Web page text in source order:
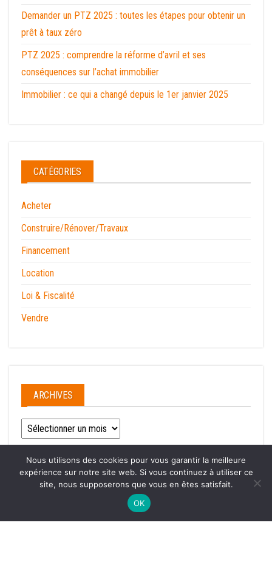
Demander un PTZ 2025 : toutes les étapes pour obtenir un
prêt à taux zéro
PTZ 2025 : comprendre la réforme d’avril et ses
conséquences sur l’achat immobilier
Immobilier : ce qui a changé depuis le 1er janvier 2025
CATÉGORIES
Acheter
Construire/Rénover/Travaux
Financement
Location
Loi & Fiscalité
Vendre
ARCHIVES
Archives
Fièrement propulsé par WordPress
Nous utilisons des cookies pour vous garantir la meilleure
expérience sur notre site web. Si vous continuez à utiliser ce
site, nous supposerons que vous en êtes satisfait.
OK